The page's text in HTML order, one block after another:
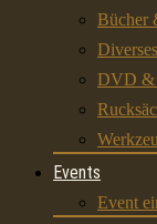
Bücher
Diverses
DVD &
Events
Event